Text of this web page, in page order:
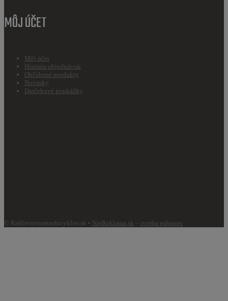
MÔJ ÚČET
Môj účet
História objednávok
Obľúbené produkty
Novinky
Darčekové poukážky
© Kráľovstvoretrobicyklov.sk • NajReklama.sk – tvorba eshopov